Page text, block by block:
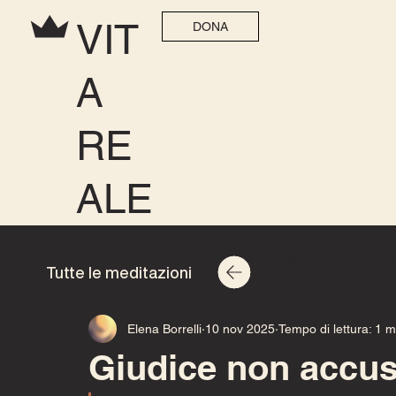
VIT
A
RE
ALE
DONA
Speranza per ogni casa 2025
Giudice non
Elena Borrelli 10 nov 2025 Tempo di lettura: 1
Tutte le meditazioni